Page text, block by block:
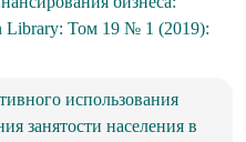
Library: Том 19 № 1 (2019):
использования
занятости населения в